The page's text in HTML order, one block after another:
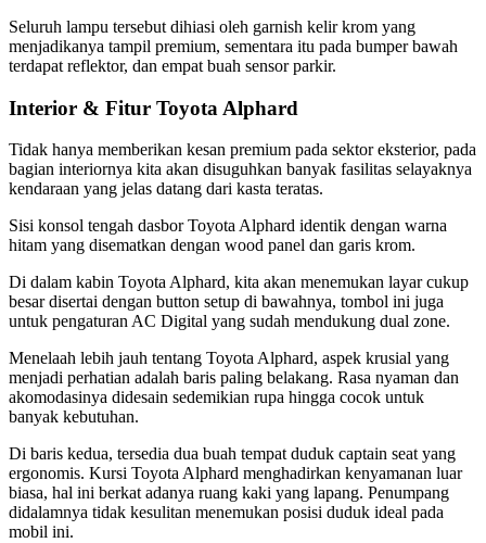
Seluruh lampu tersebut dihiasi oleh garnish kelir krom yang
menjadikanya tampil premium, sementara itu pada bumper bawah
terdapat reflektor, dan empat buah sensor parkir.
Interior & Fitur Toyota Alphard
Tidak hanya memberikan kesan premium pada sektor eksterior, pada
bagian interiornya kita akan disuguhkan banyak fasilitas selayaknya
kendaraan yang jelas datang dari kasta teratas.
Sisi konsol tengah dasbor Toyota Alphard identik dengan warna
hitam yang disematkan dengan wood panel dan garis krom.
Di dalam kabin Toyota Alphard, kita akan menemukan layar cukup
besar disertai dengan button setup di bawahnya, tombol ini juga
untuk pengaturan AC Digital yang sudah mendukung dual zone.
Menelaah lebih jauh tentang Toyota Alphard, aspek krusial yang
menjadi perhatian adalah baris paling belakang. Rasa nyaman dan
akomodasinya didesain sedemikian rupa hingga cocok untuk
banyak kebutuhan.
Di baris kedua, tersedia dua buah tempat duduk captain seat yang
ergonomis. Kursi Toyota Alphard menghadirkan kenyamanan luar
biasa, hal ini berkat adanya ruang kaki yang lapang. Penumpang
didalamnya tidak kesulitan menemukan posisi duduk ideal pada
mobil ini.